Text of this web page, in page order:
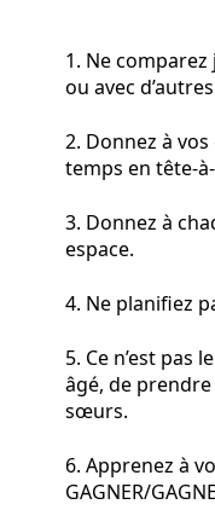
1. Ne
ou avec
2. Donnez à
temps en tête-
3. Donnez à
espace.
4. Ne planifiez
5. Ce n’est pas
âgé, de
sœurs.
6. Apprenez à
GAGNER/